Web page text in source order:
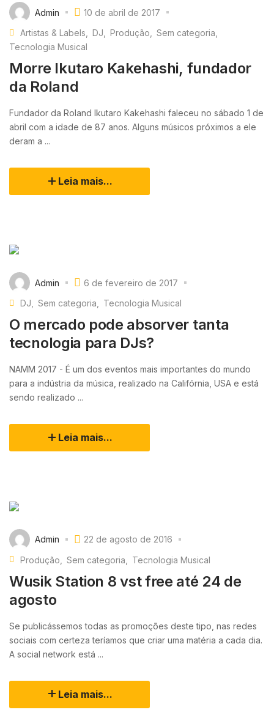
Admin
10 de abril de 2017
Artistas & Labels
DJ Produção
Sem categoria
Tecnologia Musical
Morre Ikutaro Kakehashi, fundador
da Roland
Fundador da Roland Ikutaro Kakehashi faleceu no sábado 1 de
abril com a idade de 87 anos. Alguns músicos próximos a ele
deram a ...
Leia mais...
Admin
6 de fevereiro de 2017
DJ
Sem categoria Tecnologia Musical
O mercado pode absorver tanta
tecnologia para DJs?
NAMM 2017 - É um dos eventos mais importantes do mundo
para a indústria da música, realizado na Califórnia, USA e está
sendo realizado ...
Leia mais...
Admin
22 de agosto de 2016
Produção
Sem categoria Tecnologia Musical
Wusik Station 8 vst free até 24 de
agosto
Se publicássemos todas as promoções deste tipo, nas redes
sociais com certeza teríamos que criar uma matéria a cada dia.
A social network está ...
Leia mais...